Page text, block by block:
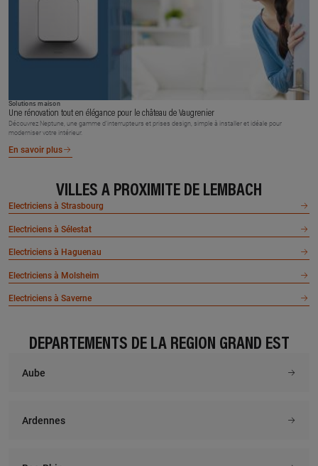
Solutions maison
Une rénovation tout en élégance pour le château de Vaugrenier
Découvrez Neptune, une gamme d’interrupteurs et prises design, simple à installer et idéale pour
moderniser votre intérieur.
En savoir plus
VILLES À PROXIMITÉ DE LEMBACH
Electriciens à Strasbourg
Electriciens à Sélestat
Electriciens à Haguenau
Electriciens à Molsheim
Electriciens à Saverne
DÉPARTEMENTS DE LA RÉGION GRAND EST
Aube
Ardennes